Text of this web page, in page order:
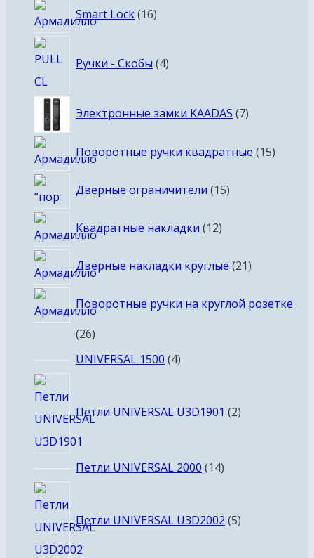
Smart Lock 1616
Ручки - Скобы 4товара
Электронные замки KAADAS 77
Поворотные ручки квадратные 1515
Дверные ограничители 1515
Квадратные накладки 1212
Дверные накладки круглые 2121
Поворотные ручки на круглой розетке
2626
товаров
UNIVERSAL 1500 44
Петли UNIVERSAL U3D1901 2товара
Петли UNIVERSAL 2000 1414
Петли UNIVERSAL U3D2002 5товаров